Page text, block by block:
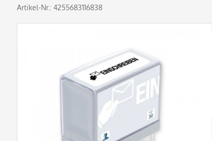
Artikel-Nr.: 4255683116838